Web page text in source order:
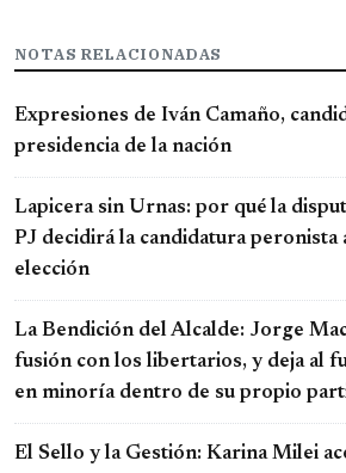
NOTAS RELACIONADAS
Expresiones de Iván Camaño,
presidencia de la nación
Lapicera sin Urnas: por qué la
PJ decidirá la candidatura peronista
elección
La Bendición del Alcalde: Jorge
fusión con los libertarios, y deja al
en minoría dentro de su propio
El Sello y la Gestión: Karina Milei